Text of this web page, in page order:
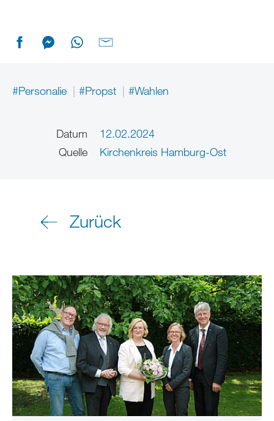
#Personalie #Propst #Wahlen
Datum
12.02.2024
Quelle
Kirchenkreis Hamburg-Ost
Zurück